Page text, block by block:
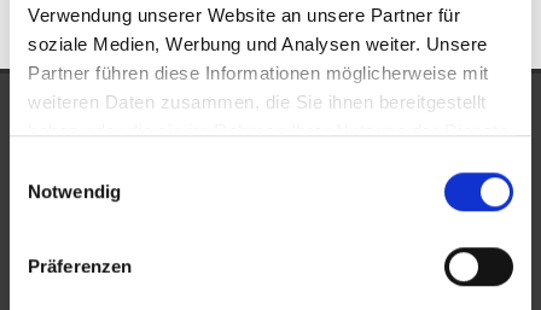
Verwendung unserer Website an unsere Partner für
soziale Medien, Werbung und Analysen weiter. Unsere
Partner führen diese Informationen möglicherweise mit
weiteren Daten zusammen, die Sie ihnen bereitgestellt
haben oder die sie im Rahmen Ihrer Nutzung der Dienste
Notwendig
Präferenzen
UNSERE AUSZEICHNUNGEN